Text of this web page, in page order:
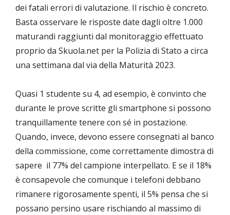
dei fatali errori di valutazione. Il rischio è concreto.
Basta osservare le risposte date dagli oltre 1.000
maturandi raggiunti dal monitoraggio effettuato
proprio da Skuola.net per la Polizia di Stato a circa
una settimana dal via della Maturità 2023.
Quasi 1 studente su 4, ad esempio, è convinto che
durante le prove scritte gli smartphone si possono
tranquillamente tenere con sé in postazione.
Quando, invece, devono essere consegnati al banco
della commissione, come correttamente dimostra di
sapere il 77% del campione interpellato. E se il 18%
è consapevole che comunque i telefoni debbano
rimanere rigorosamente spenti, il 5% pensa che si
possano persino usare rischiando al massimo di